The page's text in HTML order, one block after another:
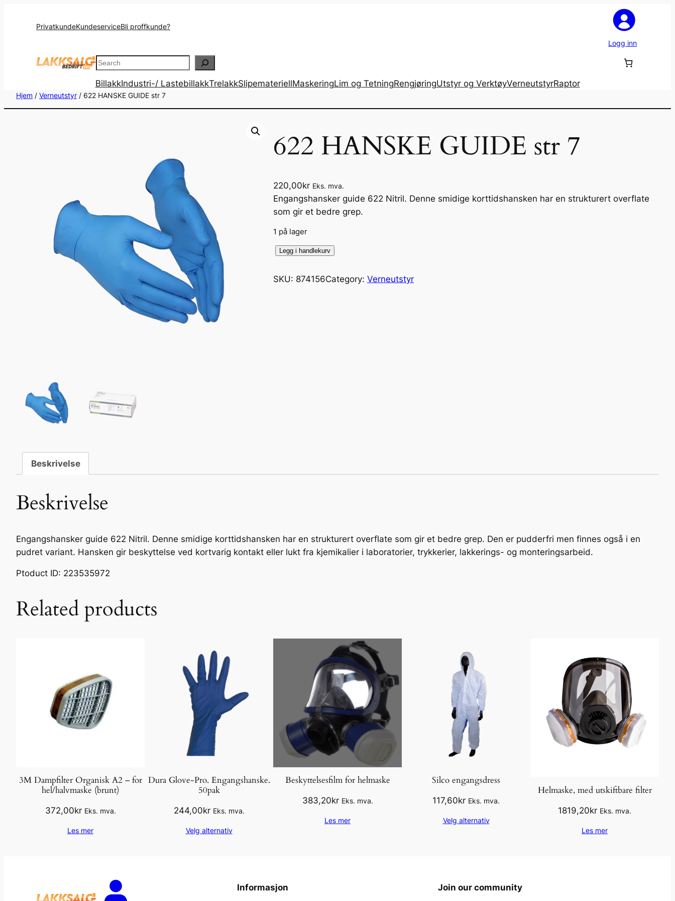
PrivatkundeKundeserviceBli proffkunde?
Logg inn
Search
BillakkIndustri-/ LastebillakkTrelakkSlipemateriellMaskeringLim og TetningRengjøringUtstyr og VerktøyVerneutstyrRaptor
Hjem / Verneutstyr / 622 HANSKE GUIDE str 7
622 HANSKE GUIDE str 7
220,00kr Eks. mva.
Engangshansker guide 622 Nitril. Denne smidige korttidshansken har en strukturert overflate
som gir et bedre grep.
1 på lager
2
7
l
l
Legg i handlekurv
SKU: 874156Category: Verneutstyr
Beskrivelse
Beskrivelse
Engangshansker guide 622 Nitril. Denne smidige korttidshansken har en strukturert overflate som gir et bedre grep. Den er pudderfri men finnes også i en
pudret variant. Hansken gir beskyttelse ved kortvarig kontakt eller lukt fra kjemikalier i laboratorier, trykkerier, lakkerings- og monteringsarbeid.
Ptoduct ID: 223535972
Related products
3M Dampfilter Organisk A2 – for
hel/halvmaske (brunt)
372,00kr Eks. mva.
Les mer
Dura Glove-Pro. Engangshanske.
50pak
244,00kr Eks. mva.
Velg alternativ
Beskyttelsesfilm for helmaske
383,20kr Eks. mva.
Les mer
Silco engangsdress
117,60kr Eks. mva.
Velg alternativ
Helmaske, med utskiftbare filter
1819,20kr Eks. mva.
Les mer
Informasjon Join our community